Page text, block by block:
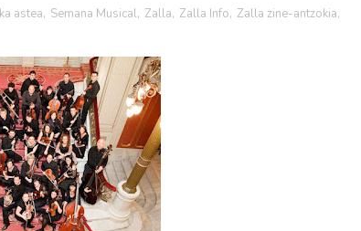
astea, Semana Musical, Zalla, Zalla Info, Zalla zine-antzokia,